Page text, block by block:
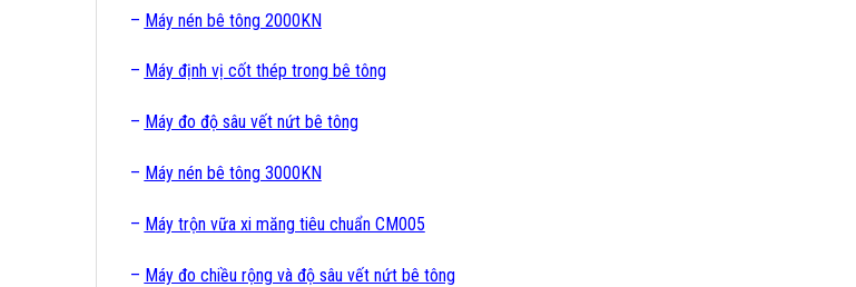
– Máy nén bê tông 2000KN
– Máy định vị cốt thép trong bê tông
– Máy đo độ sâu vết nứt bê tông
– Máy nén bê tông 3000KN
– Máy trộn vữa xi măng tiêu chuẩn CM005
– Máy đo chiều rộng và độ sâu vết nứt bê tông